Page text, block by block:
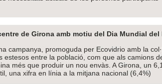
de Girona amb motiu del Dia Mundial del
campanya, promoguda per Ecovidrio amb la
estesos entre la població, com que als camions
més que produir un nou envàs. A Girona, un
una xifra en línia a la mitjana nacional (6,4%)